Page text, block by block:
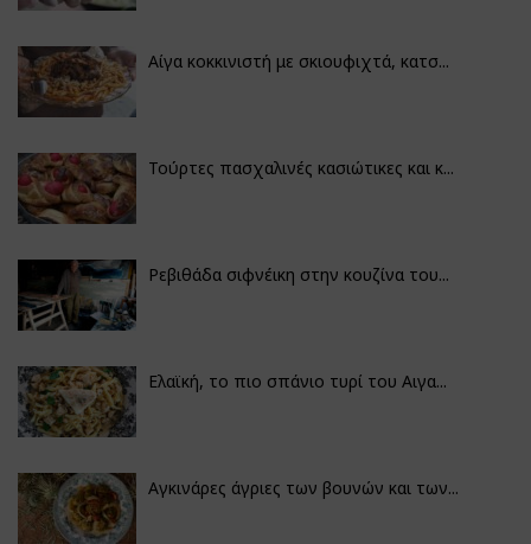
Αίγα κοκκινιστή με σκιουφιχτά, κατσ...
Τούρτες πασχαλινές κασιώτικες και κ...
Ρεβιθάδα σιφνέικη στην κουζίνα του...
Ελαϊκή, το πιο σπάνιο τυρί του Αιγα...
Αγκινάρες άγριες των βουνών και των...